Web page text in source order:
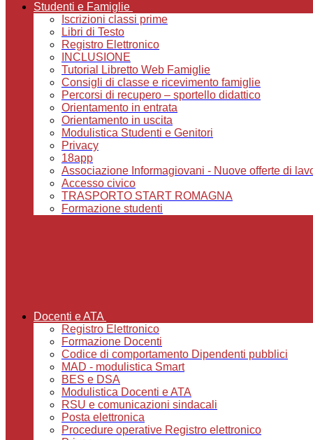
Studenti e Famiglie
Iscrizioni classi prime
Libri di Testo
Registro Elettronico
INCLUSIONE
Tutorial Libretto Web Famiglie
Consigli di classe e ricevimento famiglie
Percorsi di recupero – sportello didattico
Orientamento in entrata
Orientamento in uscita
Modulistica Studenti e Genitori
Privacy
18app
Associazione Informagiovani - Nuove offerte di
Accesso civico
TRASPORTO START ROMAGNA
Formazione studenti
Docenti e ATA
Registro Elettronico
Formazione Docenti
Codice di comportamento Dipendenti pubblici
MAD - modulistica Smart
BES e DSA
Modulistica Docenti e ATA
RSU e comunicazioni sindacali
Posta elettronica
Procedure operative Registro elettronico